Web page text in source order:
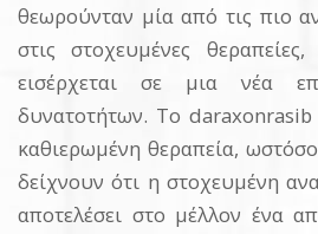
θεωρούνταν μία από τις πιο
στις στοχευμένες
εισέρχεται σε μια νέα
δυνατοτήτων. Το daraxonrasib
καθιερωμένη θεραπεία,
δείχνουν ότι η στοχευμένη
αποτελέσει στο μέλλον ένα